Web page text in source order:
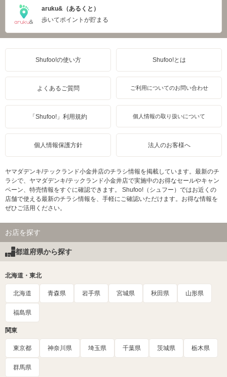
aruku&（あるくと）
歩いてポイントが貯まる
Shufoo!の使い方 Shufoo!とは
よくあるご質問 ご利用についてのお問い合わせ
「Shufoo!」利用規約 個人情報の取り扱いについて
個人情報保護方針 法人のお客様へ
ヤマダデンキ/テックランド小金井店のチラシ情報を掲載しています。最新のチ
ラシで、ヤマダデンキ/テックランド小金井店で実施中のお得なセールやキャン
ペーン、特売情報をすぐに確認できます。 Shufoo!（シュフー）ではお近くの
店舗で使える最新のチラシ情報を、手軽にご確認いただけます。お得な情報を
ぜひご活用ください。
お店を探す
都道府県から探す
北海道・東北
北海道 青森県 岩手県 宮城県 秋田県 山形県
福島県
関東
東京都 神奈川県 埼玉県 千葉県 茨城県 栃木県
群馬県